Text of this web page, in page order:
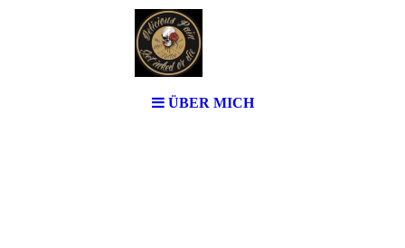
ÜBER MICH